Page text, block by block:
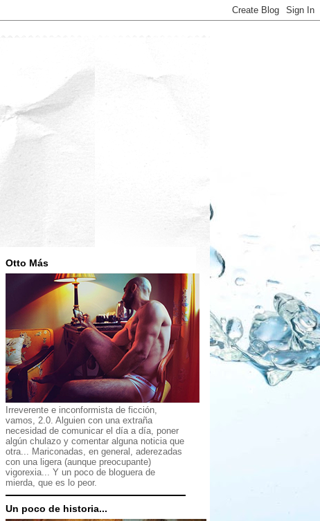
Otto Más
Irreverente e inconformista de ficción,
vamos, 2.0. Alguien con una extraña
necesidad de comunicar el día a día, poner
algún chulazo y comentar alguna noticia que
otra... Mariconadas, en general, aderezadas
con una ligera (aunque preocupante)
vigorexia... Y un poco de bloguera de
mierda, que es lo peor.
Un poco de historia...